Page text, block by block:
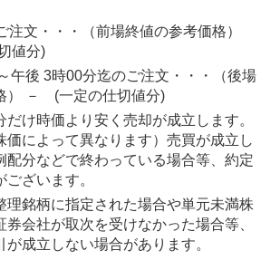
注文・・・（前場終値の参考価格）
値分)
午後 3時00分迄のご注文・・・（後場
） － (一定の仕切値分)
だけ時価より安く売却が成立します。
価によって異なります）売買が成立し
配分などで終わっている場合等、約定
ざいます。
理銘柄に指定された場合や単元未満株
券会社が取次を受けなかった場合等、
が成立しない場合があります。